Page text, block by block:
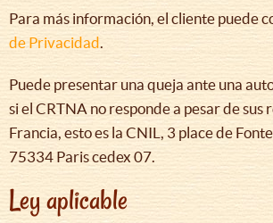
Para más información, el cliente puede
de Privacidad.
Puede presentar una queja ante una
si el CRTNA no responde a pesar de sus
Francia, esto es la CNIL, 3 place de
75334 Paris cedex 07.
Ley aplicable